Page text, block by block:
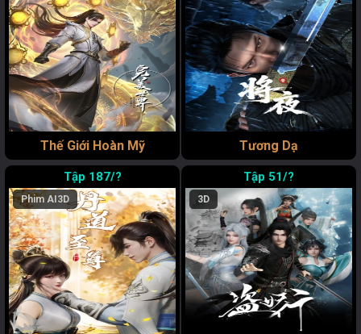
Thế Giới Hoàn Mỹ Tương Dạ
187/?
Phim AI 3D
51/?
3D